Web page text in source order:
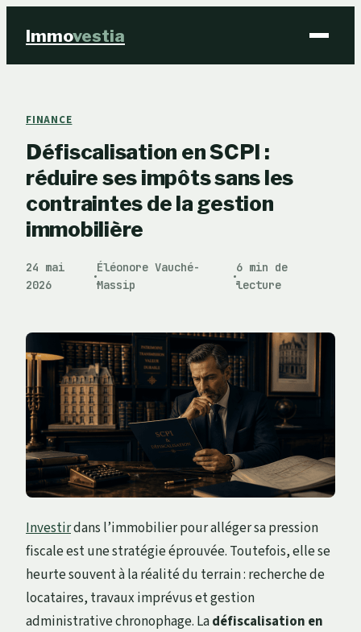
Immovestia
Immobilier
Business
Éducation & Emploi
FINANCE
Défiscalisation en SCPI :
réduire ses impôts sans les
contraintes de la gestion
immobilière
24 mai
2026
·
Éléonore Vauché-
Massip
·
6 min de
lecture
Investirdans l’immobilier pour alléger sa pression
fiscale est une stratégie éprouvée. Toutefois, elle se
heurte souvent à la réalité du terrain : recherche de
locataires, travaux imprévus et gestion
administrative chronophage. Ladéfiscalisation en